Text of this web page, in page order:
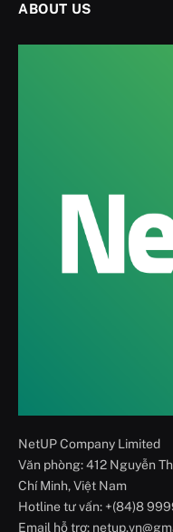
ABOUT US
NetUP Company Limited
Văn phòng: 412 Nguyễn
Chí Minh, Việt Nam
Hotline tư vấn: +(84)8
Email hỗ trợ: